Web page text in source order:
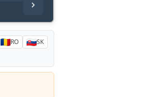
RO
SK